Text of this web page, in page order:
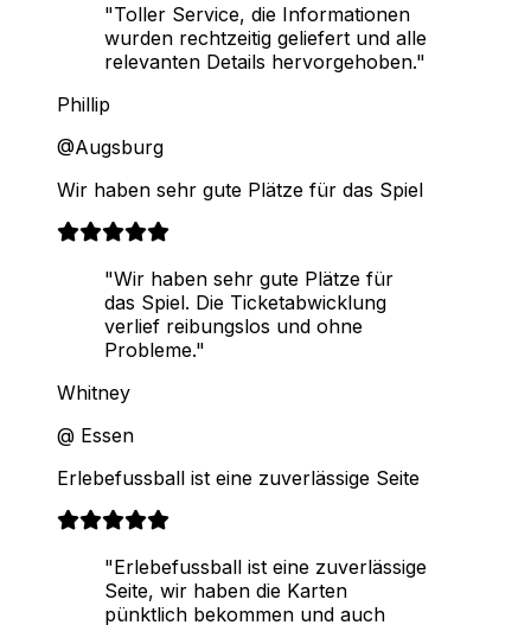
"Toller Service, die Informationen
wurden rechtzeitig geliefert und alle
relevanten Details hervorgehoben."
Phillip
@Augsburg
Wir haben sehr gute Plätze für das Spiel
"Wir haben sehr gute Plätze für
das Spiel. Die Ticketabwicklung
verlief reibungslos und ohne
Probleme."
Whitney
@ Essen
Erlebefussball ist eine zuverlässige Seite
"Erlebefussball ist eine zuverlässige
Seite, wir haben die Karten
pünktlich bekommen und auch